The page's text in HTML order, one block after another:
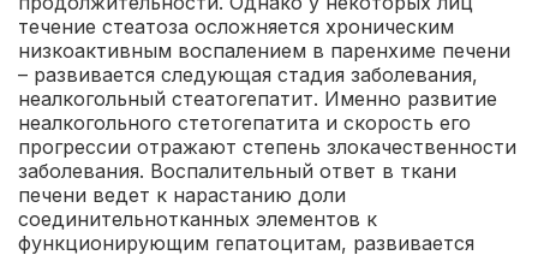
течение стеатоза осложняется хроническим
низкоактивным воспалением в паренхиме печени
– развивается следующая стадия заболевания,
неалкогольный стеатогепатит. Именно развитие
неалкогольного стетогепатита и скорость его
прогрессии отражают степень злокачественности
заболевания. Воспалительный ответ в ткани
печени ведет к нарастанию доли
соединительнотканных элементов к
функционирующим гепатоцитам, развивается